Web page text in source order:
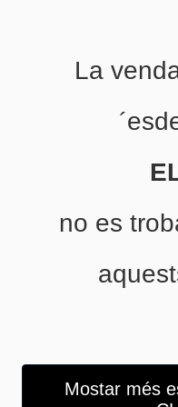
La
no es
Mostar més